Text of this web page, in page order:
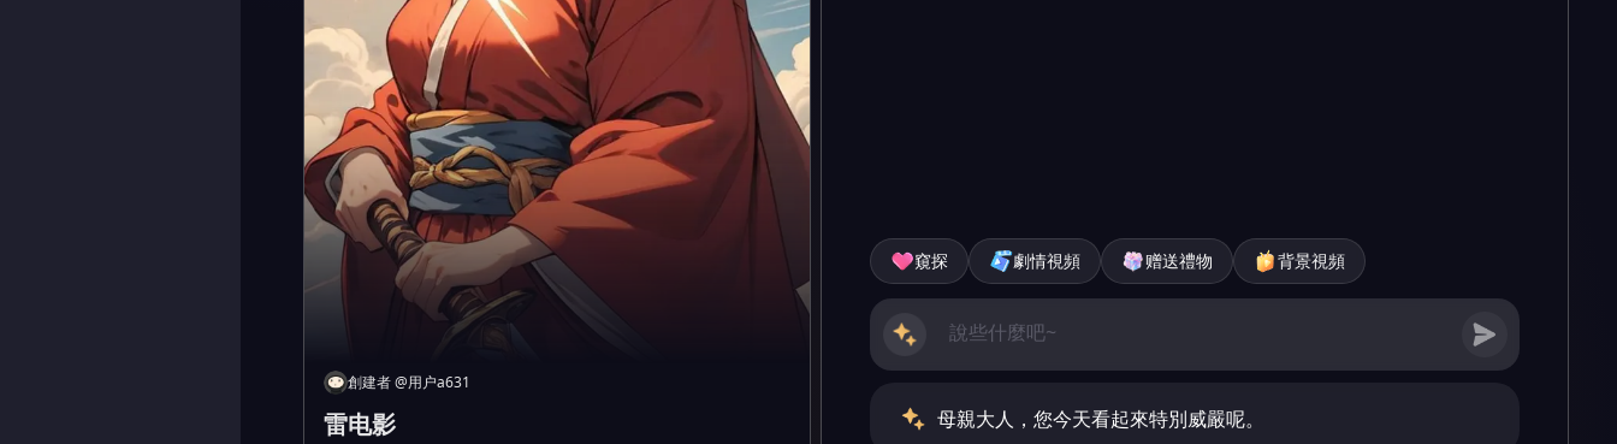
創建者@用户a631
雷电影
窺探 劇情視頻 赠送禮物 背景視頻
母親大人，您今天看起來特別威嚴呢。